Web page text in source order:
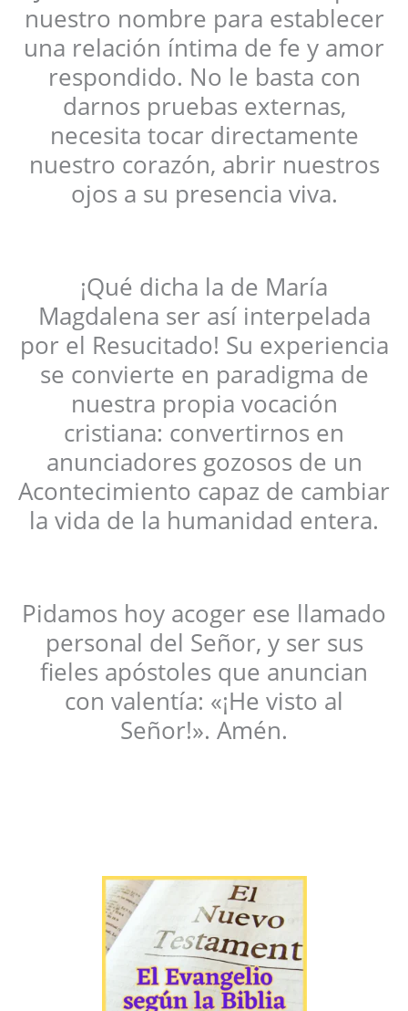
nuestro nombre para establecer
una relación íntima de fe y amor
respondido. No le basta con
darnos pruebas externas,
necesita tocar directamente
nuestro corazón, abrir nuestros
ojos a su presencia viva.
¡Qué dicha la de María
Magdalena ser así interpelada
por el Resucitado! Su experiencia
se convierte en paradigma de
nuestra propia vocación
cristiana: convertirnos en
anunciadores gozosos de un
Acontecimiento capaz de cambiar
la vida de la humanidad entera.
Pidamos hoy acoger ese llamado
personal del Señor, y ser sus
fieles apóstoles que anuncian
con valentía: «¡He visto al
Señor!». Amén.